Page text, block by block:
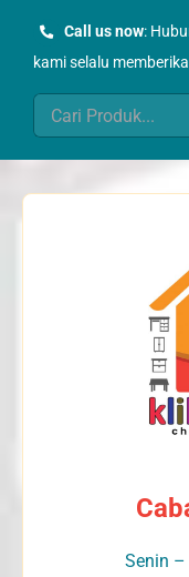
Call us now:
kami selalu
Search
for:
Senin